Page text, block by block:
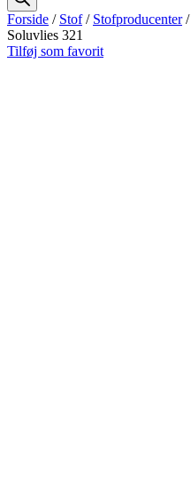
Forside / Stof/ Stofproducenter/
Soluvlies 321
Tilføj som favorit